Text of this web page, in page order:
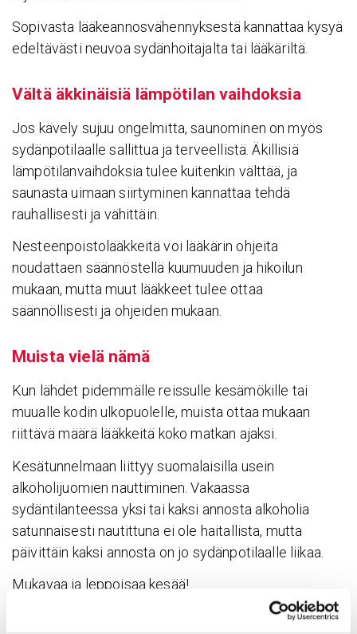
Sopivasta lääkeannosvähennyksestä kannattaa kysyä
edeltävästi neuvoa sydänhoitajalta tai lääkäriltä.
Vältä äkki­näisiä lämpö­tilan vaih­doksia
Jos kävely sujuu ongelmitta, saunominen on myös
sydänpotilaalle sallittua ja terveellistä. Äkillisiä
lämpötilanvaihdoksia tulee kuitenkin välttää, ja
saunasta uimaan siirtyminen kannattaa tehdä
rauhallisesti ja vähittäin.
Nesteenpoistolääkkeitä voi lääkärin ohjeita
noudattaen säännöstellä kuumuuden ja hikoilun
mukaan, mutta muut lääkkeet tulee ottaa
säännöllisesti ja ohjeiden mukaan.
Muista vielä nämä
Kun lähdet pidemmälle reissulle kesämökille tai
muualle kodin ulkopuolelle, muista ottaa mukaan
riittävä määrä lääkkeitä koko matkan ajaksi.
Kesätunnelmaan liittyy suomalaisilla usein
alkoholijuomien nauttiminen. Vakaassa
sydäntilanteessa yksi tai kaksi annosta alkoholia
satunnaisesti nautittuna ei ole haitallista, mutta
päivittäin kaksi annosta on jo sydänpotilaalle liikaa.
Mukavaa ja leppoisaa kesää!